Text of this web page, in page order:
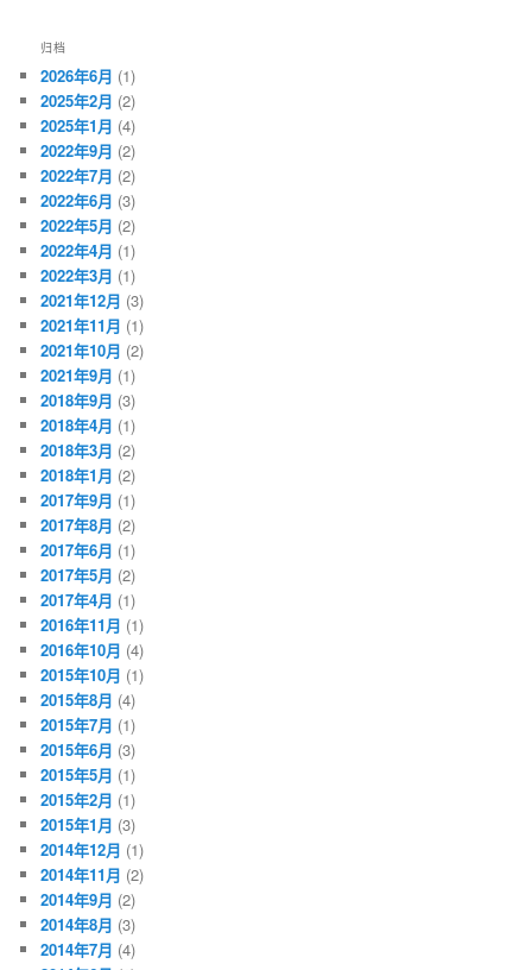
归档
2026年6月 (1)
2025年2月 (2)
2025年1月 (4)
2022年9月 (2)
2022年7月 (2)
2022年6月 (3)
2022年5月 (2)
2022年4月 (1)
2022年3月 (1)
2021年12月 (3)
2021年11月 (1)
2021年10月 (2)
2021年9月 (1)
2018年9月 (3)
2018年4月 (1)
2018年3月 (2)
2018年1月 (2)
2017年9月 (1)
2017年8月 (2)
2017年6月 (1)
2017年5月 (2)
2017年4月 (1)
2016年11月 (1)
2016年10月 (4)
2015年10月 (1)
2015年8月 (4)
2015年7月 (1)
2015年6月 (3)
2015年5月 (1)
2015年2月 (1)
2015年1月 (3)
2014年12月 (1)
2014年11月 (2)
2014年9月 (2)
2014年8月 (3)
2014年7月 (4)